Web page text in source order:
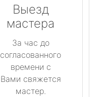
Выезд
мастера
За час до
согласованного
времени с
Вами свяжется
мастер.